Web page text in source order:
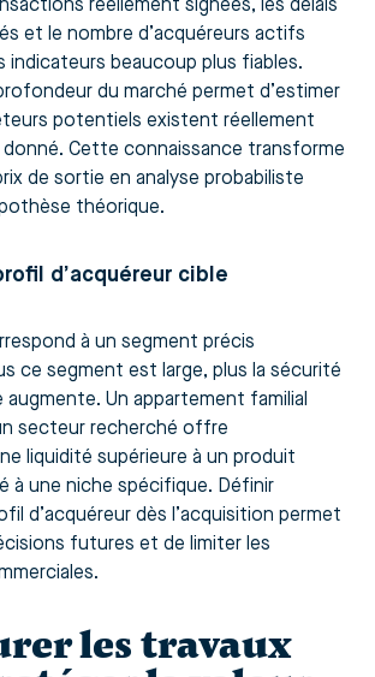
réellement signées, les délais
et le nombre d’acquéreurs actifs
beaucoup plus fiables.
du marché permet d’estimer
potentiels existent réellement
Cette connaissance transforme
de sortie en analyse probabiliste
théorique.
d’acquéreur cible
à un segment précis
ce segment est large, plus la sécurité
augmente. Un appartement familial
secteur recherché offre
liquidité supérieure à un produit
à une niche spécifique. Définir
d’acquéreur dès l’acquisition permet
futures et de limiter les
les travaux